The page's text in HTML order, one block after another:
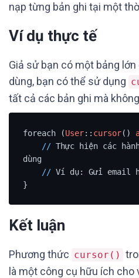
nạp từng bản ghi tại một
Ví dụ thực tế
Giả sử bạn có một bảng
dùng, bạn có thể sử dụng
tất cả các bản ghi mà
foreach (User:: cursor()
// Thực hiện các
dùng
// Ví dụ: Gửi email
}
Kết luận
Phương thức cursor()
là một công cụ hữu ích